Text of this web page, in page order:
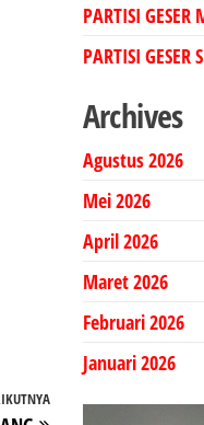
Pos
PARTISI GESER
PARTISI GESER
Archives
Agustus 2026
Mei 2026
April 2026
Maret 2026
Februari 2026
Januari 2026